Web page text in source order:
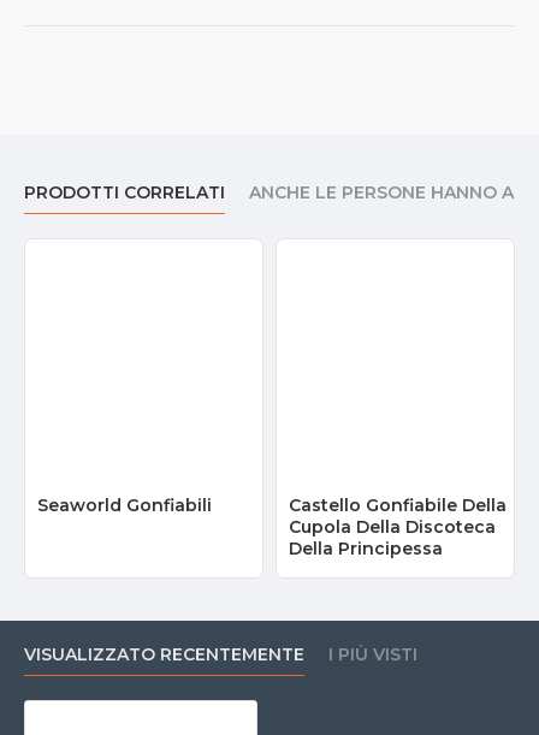
PRODOTTI CORRELATI ANCHE LE PERSONE HANNO
Seaworld Gonfiabili
Castello Gonfiabile Della
Cupola Della Discoteca
Della Principessa
VISUALIZZATO RECENTEMENTE I PIÙ VISTI